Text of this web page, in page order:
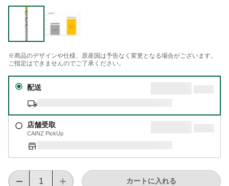
※商品のデザインや仕様、原産国は予告なく変更となる場合がございます。
ご指定はできませんのでご了承ください。
配送
店舗受取
CAINZ PickUp
カートに入れる